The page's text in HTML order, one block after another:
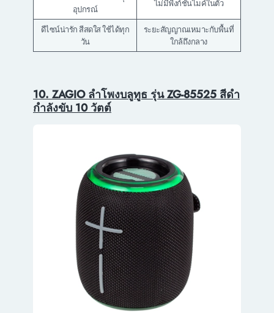
อุปกรณ์
ไม่มีฟังก์ชันไมค์ในตัว
ดีไซน์น่ารัก สีสดใส ใช้ได้ทุก
วัน
ระยะสัญญาณเหมาะกับพื้นที่
ใกล้ถึงกลาง
10. ZAGIO ลำโพงบลูทูธ รุ่น ZG-85525 สีดำ
กำลังขับ 10 วัตต์